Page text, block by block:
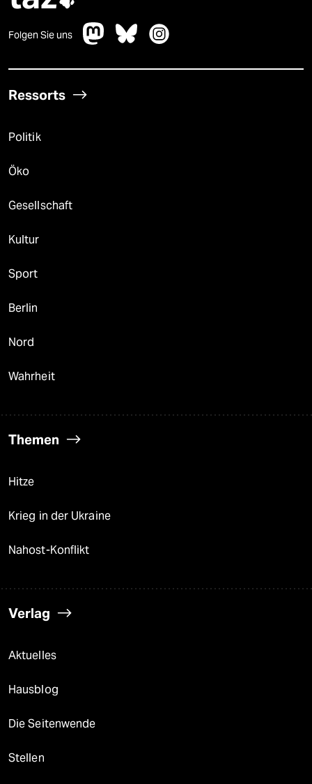
Folgen Sie uns
Ressorts
Politik
Öko
Gesellschaft
Kultur
Sport
Berlin
Nord
Wahrheit
Themen
Hitze
Krieg in der Ukraine
Nahost-Konflikt
Verlag
Aktuelles
Hausblog
Die Seitenwende
Stellen